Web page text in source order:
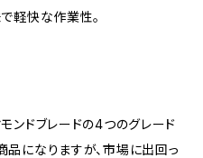
軽快な作業性。
ンドブレードの4つのグレード
になりますが、市場に出回っ